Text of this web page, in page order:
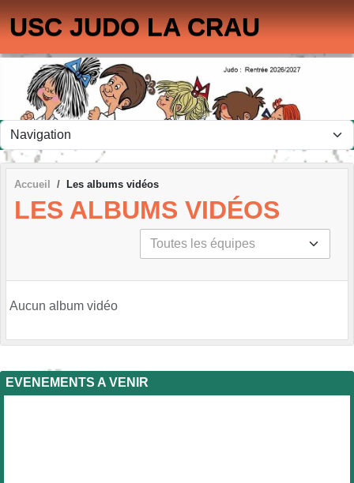
USC JUDO LA CRAU
Accueil Les albums vidéos
LES ALBUMS VIDÉOS
Aucun album vidéo
EVENEMENTS A VENIR